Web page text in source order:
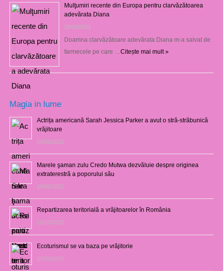
Mulţumiri recente din Europa pentru clarvăzătoarea
adevărata Diana
29/01/2021
Doamna clarvăzătoare adevărata Diana m-a salvat de
farmecele pe care … Citește mai mult »
Magia in lume
Actrița americană Sarah Jessica Parker a avut o stră-străbunică
vrăjitoare
03/08/2021
Marele şaman zulu Credo Mutwa dezvăluie despre originea
extraterestră a poporului său
14/06/2021
Repartizarea teritorială a vrăjitoarelor în România
12/10/2020
Ecoturismul se va baza pe vrăjitorie
01/02/2019